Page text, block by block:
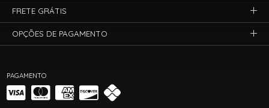
PAGAMENTO
FRETE GRÁTIS
OPÇÕES DE PAGAMENTO